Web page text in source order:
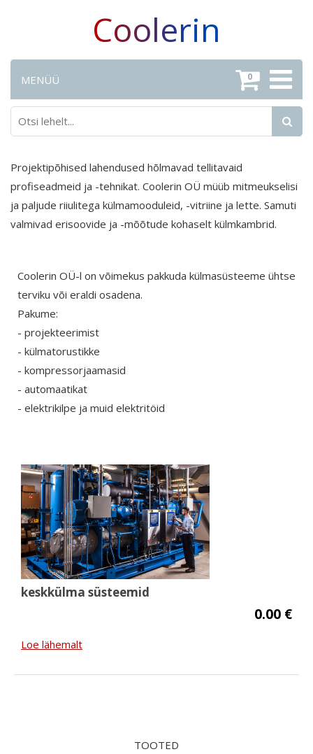
Coolerin
0
MENÜÜ
Projektipõhised lahendused hõlmavad tellitavaid
profiseadmeid ja -tehnikat. Coolerin OÜ müüb mitmeukselisi
ja paljude riiulitega külmamooduleid, -vitriine ja lette. Samuti
valmivad erisoovide ja -mõõtude kohaselt külmkambrid.
Coolerin OÜ-l on võimekus pakkuda külmasüsteeme ühtse
terviku või eraldi osadena.
Pakume:
- projekteerimist
- külmatorustikke
- kompressorjaamasid
- automaatikat
- elektrikilpe ja muid elektritöid
keskkülma süsteemid
0.00 €
Loe lähemalt
TOOTED